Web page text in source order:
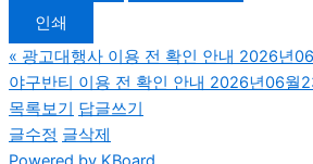
인쇄
« 광고대행사 이용 전 확인 안내 2026년
야구반티 이용 전 확인 안내 2026년06월
목록보기
답글쓰기
글수정 글삭제